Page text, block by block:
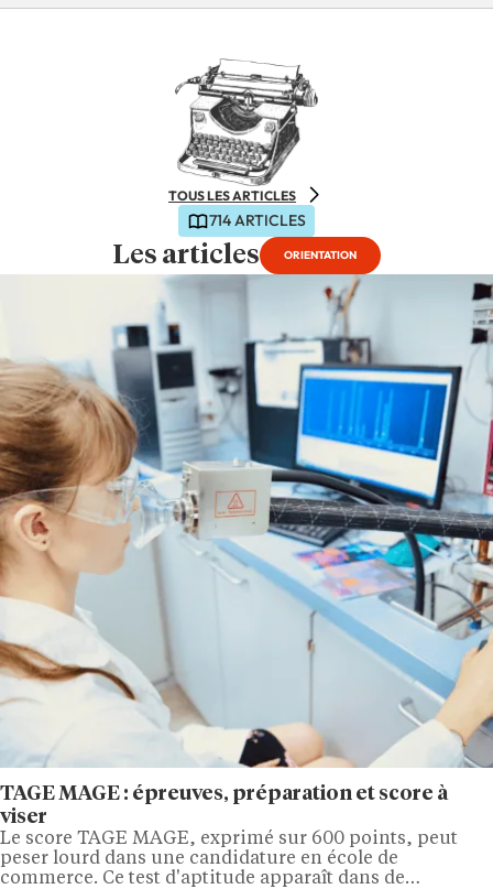
714 ARTICLES
Les articles ORIENTATION
TOUS LES ARTICLES
TAGE MAGE : épreuves, préparation et score à
viser
Le score TAGE MAGE, exprimé sur 600 points, peut
peser lourd dans une candidature en école de
commerce. Ce test d'aptitude apparaît dans de